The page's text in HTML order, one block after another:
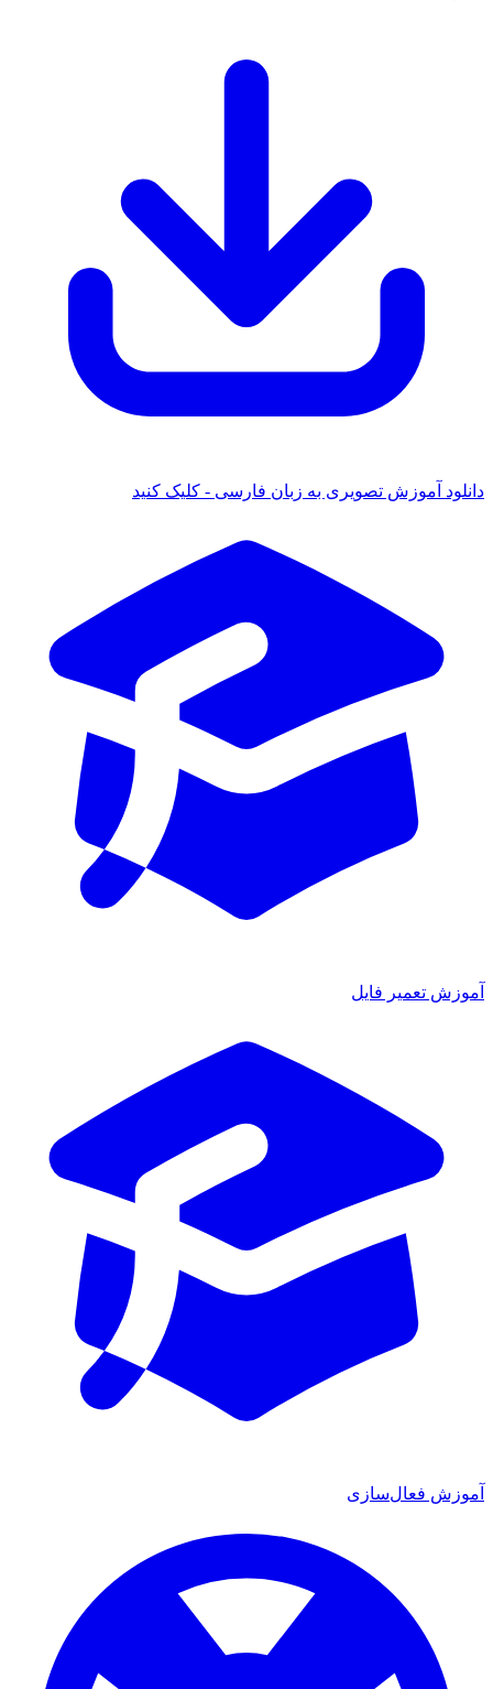
دانلود آموزش تصویری به زبان فارسی - کلیک کنید
آموزش تعمیر فایل
آموزش فعال‌سازی